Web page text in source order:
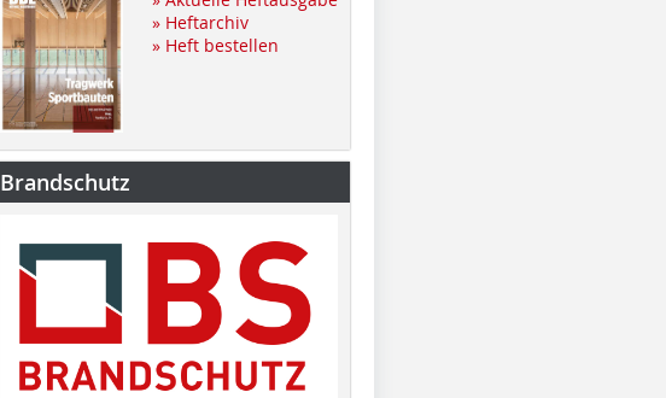
» Heftarchiv
» Heft bestellen
Brandschutz